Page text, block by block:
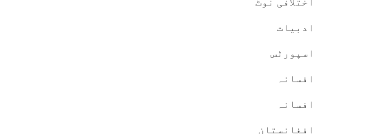
ادبیات
اسپورٹس
افسانہ
افسانہ
افغانستان